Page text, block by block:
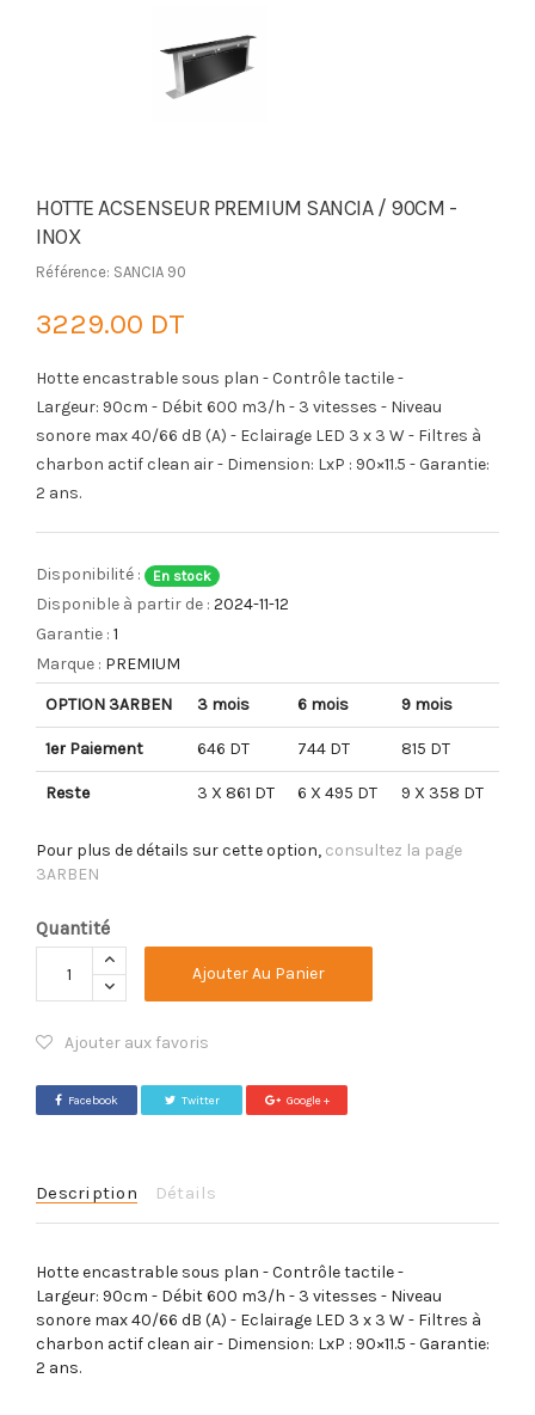
HOTTE ACSENSEUR PREMIUM SANCIA / 90CM -
INOX
Référence: SANCIA 90
3229.00 DT
Hotte encastrable sous plan - Contrôle tactile -
Largeur: 90cm - Débit 600 m3/h - 3 vitesses - Niveau
sonore max 40/66 dB (A) - Eclairage LED 3 x 3 W - Filtres à
charbon actif clean air - Dimension: LxP : 90×11.5 - Garantie:
2 ans.
Disponibilité : En stock
Disponible à partir de : 2024-11-12
Garantie : 1
Marque : PREMIUM
OPTION 3ARBEN
3 mois 6 mois 9 mois
1er Paiement 646 DT 744 DT 815 DT
Reste 3 X 861 DT 6 X 495 DT 9 X 358 DT
Pour plus de détails sur cette option, consultez la page
3ARBEN
Quantité
Ajouter Au Panier
Ajouter aux favoris
Facebook Twitter Google +
Description Détails
Hotte encastrable sous plan - Contrôle tactile -
Largeur: 90cm - Débit 600 m3/h - 3 vitesses - Niveau
sonore max 40/66 dB (A) - Eclairage LED 3 x 3 W - Filtres à
charbon actif clean air - Dimension: LxP : 90×11.5 - Garantie:
2 ans.